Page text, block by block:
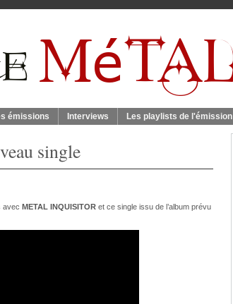
émissions Interviews Les playlists de l'émission
single
avec METAL INQUISITOR et ce single issu de l’album prévu